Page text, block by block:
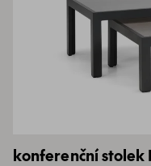
konferenční stolek